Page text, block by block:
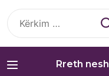
Kërko
për:
Rreth nesh